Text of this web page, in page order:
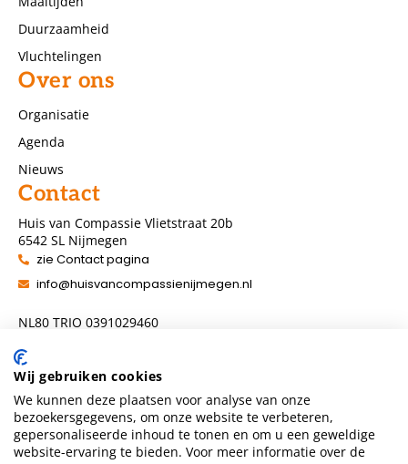
Duurzaamheid
Vluchtelingen
Over ons
Organisatie
Agenda
Nieuws
Contact
Huis van Compassie Vlietstraat 20b
6542 SL Nijmegen
zie Contact pagina
info@huisvancompassienijmegen.nl
NL80 TRIO 0391029460
Volg ons
Wij gebruiken cookies
We kunnen deze plaatsen voor analyse van onze
bezoekersgegevens, om onze website te verbeteren,
gepersonaliseerde inhoud te tonen en om u een geweldige
website-ervaring te bieden. Voor meer informatie over de